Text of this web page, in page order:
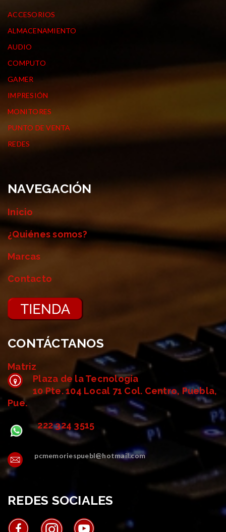
ACCESORIOS
ALMACENAMIENTO
AUDIO
COMPUTO
GAMER
IMPRESIÓN
MONITORES
PUNTO DE VENTA
REDES
NAVEGACIÓN
Inicio
¿Quiénes somos?
Marcas
Contacto
CONTÁCTANOS
Matriz
Plaza de la Tecnología
10 Pte. 104 Local 71 Col. Centro, Puebla,
Pue.
222 324 3515
pcmemoriespuebl@hotmail.com
REDES SOCIALES